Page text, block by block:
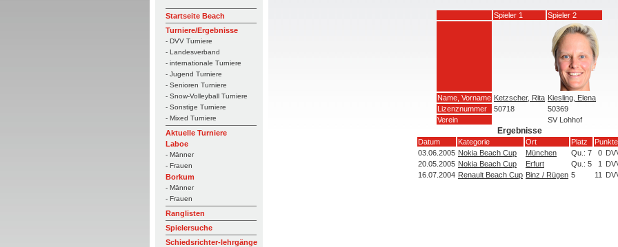
Startseite Beach
Turniere/Ergebnisse
- DVV Turniere
- Landesverband
- internationale Turniere
- Jugend Turniere
- Senioren Turniere
- Snow-Volleyball Turniere
- Sonstige Turniere
- Mixed Turniere
Aktuelle Turniere
Laboe
- Männer
- Frauen
Borkum
- Männer
- Frauen
Ranglisten
Spielersuche
Schiedsrichter-lehrgänge
Spieler 1 Spieler 2
Name, Vorname Ketzscher, Rita Kiesling, Elena
Lizenznummer
50718
50369
Verein
SV Lohhof
Ergebnisse
Datum Kategorie Ort Platz
03.06.2005 Nokia Beach Cup München Qu.: 7 0
20.05.2005 Nokia Beach Cup Erfurt Qu.: 5 1
16.07.2004 Renault Beach Cup Binz / Rügen 5 11